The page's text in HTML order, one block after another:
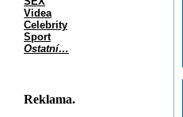
Videa
Celebrity
Sport
Ostatní…
Reklama.